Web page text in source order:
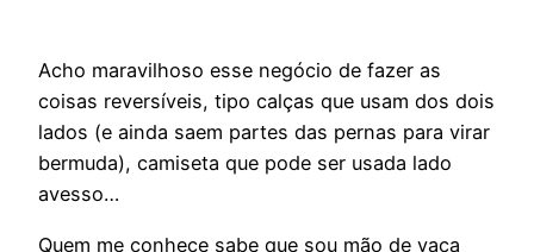
Acho maravilhoso esse negócio de fazer as
coisas reversíveis, tipo calças que usam dos dois
lados (e ainda saem partes das pernas para virar
bermuda), camiseta que pode ser usada lado
avesso…
Quem me conhece sabe que sou mão de vaca